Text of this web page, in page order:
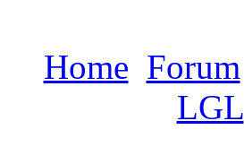
Home Forum
LGL